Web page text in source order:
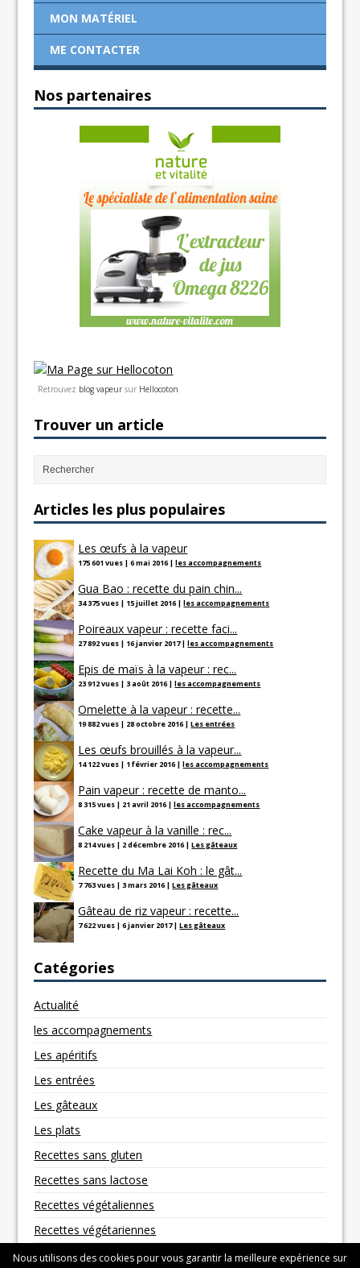
MON MATÉRIEL
ME CONTACTER
Nos partenaires
Retrouvez blog vapeur sur Hellocoton
Trouver un article
Articles les plus populaires
Les œufs à la vapeur
175 601 vues |6 mai 2016 |les accompagnements
Gua Bao : recette du pain chin...
34 375 vues | 15 juillet 2016 |les accompagnements
Poireaux vapeur : recette faci...
27 892 vues | 16 janvier 2017|les accompagnements
Epis de maïs à la vapeur : rec...
23 912 vues |3 août 2016 |les accompagnements
Omelette à la vapeur : recette...
19 882 vues | 28 octobre 2016 |Les entrées
Les œufs brouillés à la vapeur...
14 122 vues | 1 février 2016 |les accompagnements
Pain vapeur : recette de manto...
8 315 vues | 21 avril 2016 |les accompagnements
Cake vapeur à la vanille : rec...
8 214 vues | 2 décembre 2016 |Les gâteaux
Recette du Ma Lai Koh : le gât...
7 763 vues |3 mars 2016 |Les gâteaux
Gâteau de riz vapeur : recette...
7 622 vues |6 janvier 2017|Les gâteaux
Catégories
Actualité
les accompagnements
Les apéritifs
Les entrées
Les gâteaux
Les plats
Recettes sans gluten
Recettes sans lactose
Recettes végétaliennes
Recettes végétariennes
Nous utilisons des cookies pour vous garantir la meilleure expérience sur